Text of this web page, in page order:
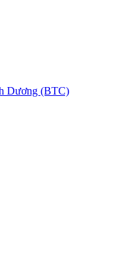
Dương (BTC)